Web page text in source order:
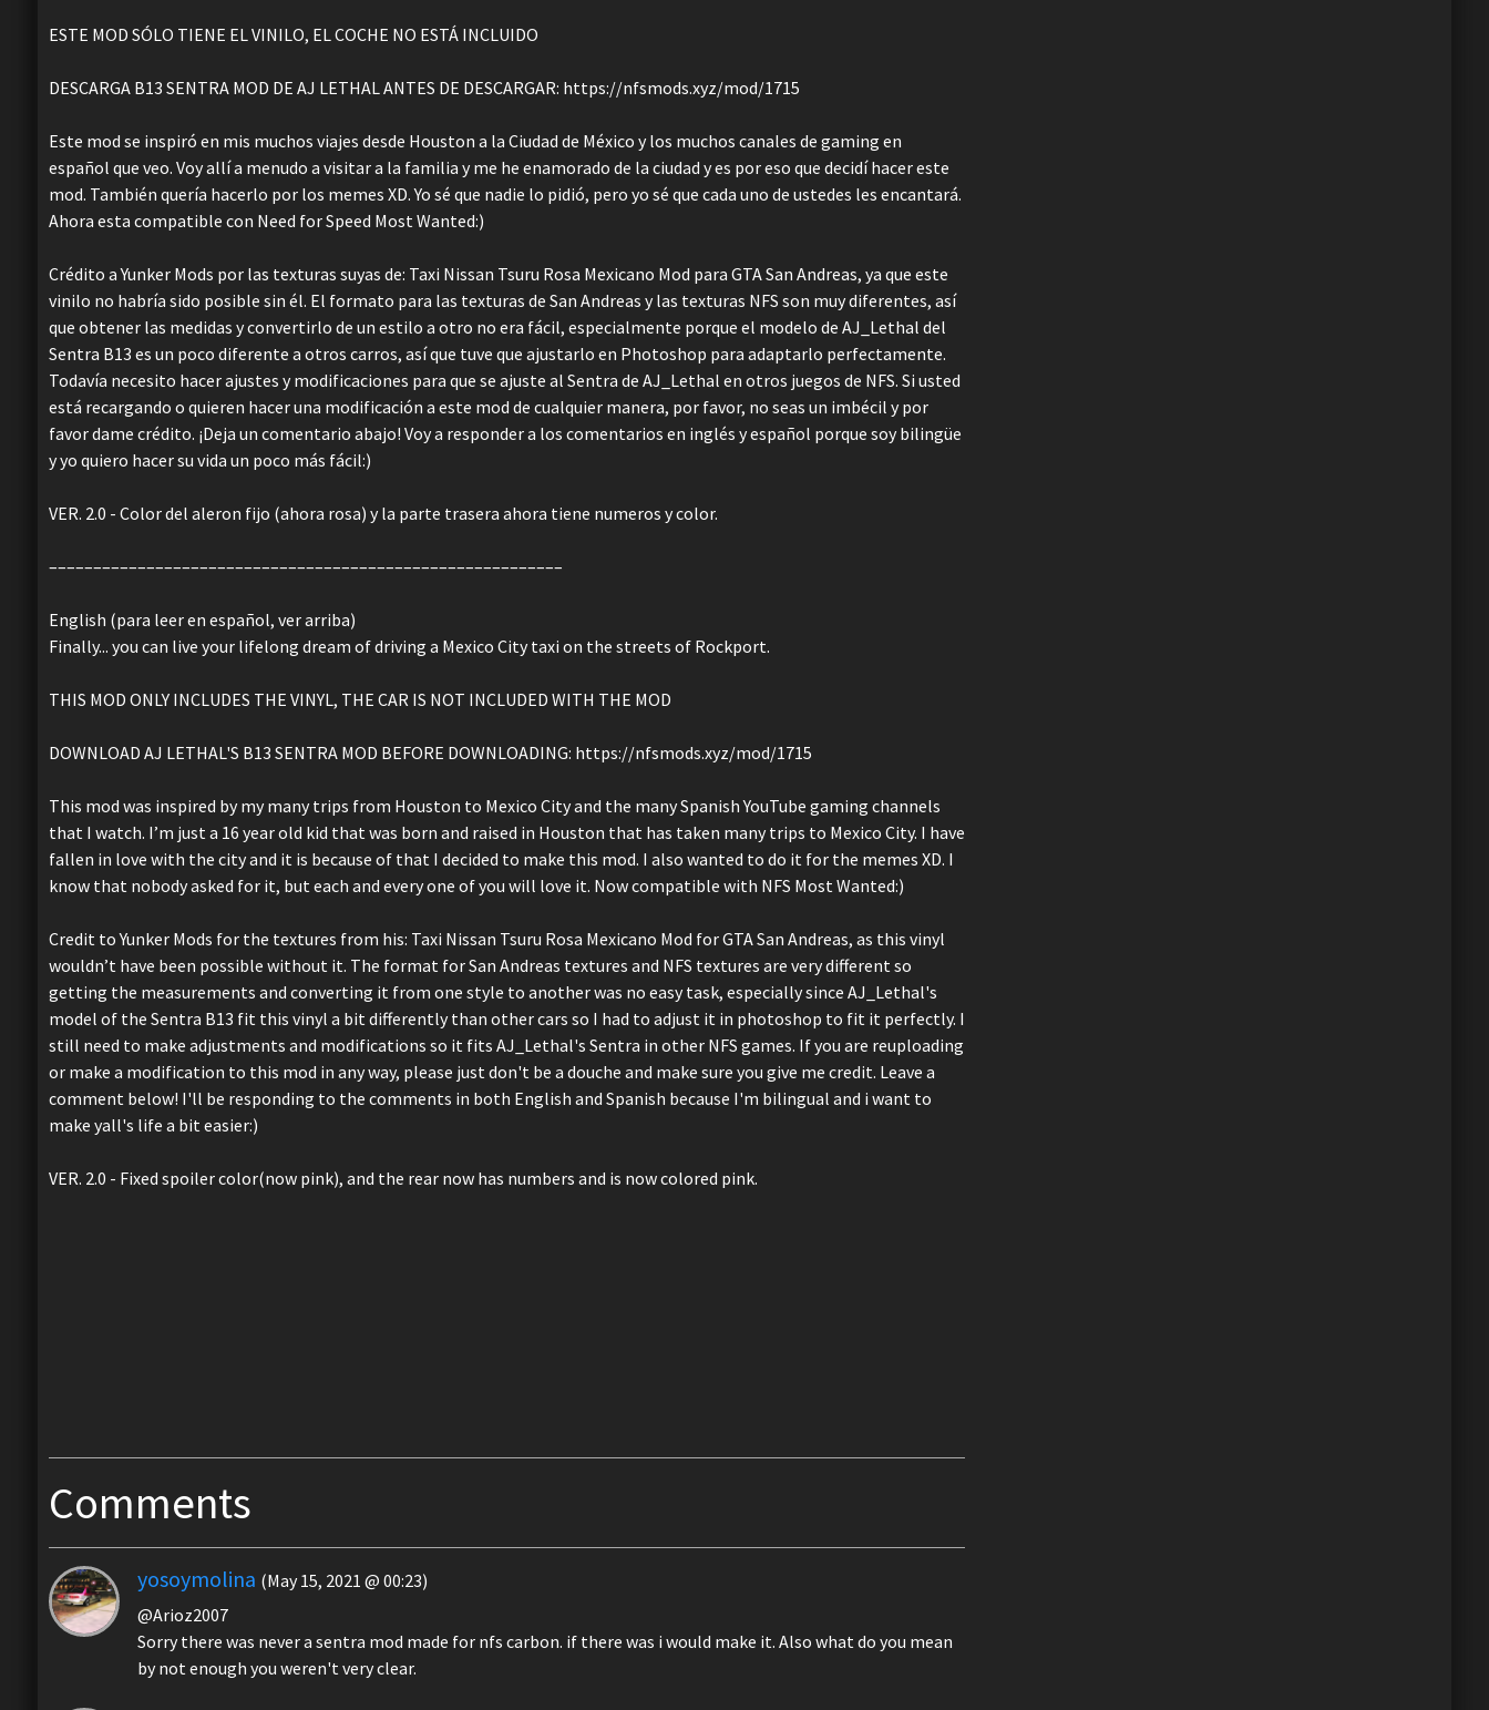
ESTE MOD SÓLO TIENE EL VINILO, EL COCHE NO ESTÁ INCLUIDO
DESCARGA B13 SENTRA MOD DE AJ LETHAL ANTES DE DESCARGAR: https://nfsmods.xyz/mod/1715
Este mod se inspiró en mis muchos viajes desde Houston a la Ciudad de México y los muchos canales de gaming en
español que veo. Voy allí a menudo a visitar a la familia y me he enamorado de la ciudad y es por eso que decidí hacer este
mod. También quería hacerlo por los memes XD. Yo sé que nadie lo pidió, pero yo sé que cada uno de ustedes les encantará.
Ahora esta compatible con Need for Speed Most Wanted:)
Crédito a Yunker Mods por las texturas suyas de: Taxi Nissan Tsuru Rosa Mexicano Mod para GTA San Andreas, ya que este
vinilo no habría sido posible sin él. El formato para las texturas de San Andreas y las texturas NFS son muy diferentes, así
que obtener las medidas y convertirlo de un estilo a otro no era fácil, especialmente porque el modelo de AJ_Lethal del
Sentra B13 es un poco diferente a otros carros, así que tuve que ajustarlo en Photoshop para adaptarlo perfectamente.
Todavía necesito hacer ajustes y modificaciones para que se ajuste al Sentra de AJ_Lethal en otros juegos de NFS. Si usted
está recargando o quieren hacer una modificación a este mod de cualquier manera, por favor, no seas un imbécil y por
favor dame crédito. ¡Deja un comentario abajo! Voy a responder a los comentarios en inglés y español porque soy bilingüe
y yo quiero hacer su vida un poco más fácil:)
VER. 2.0 - Color del aleron fijo (ahora rosa) y la parte trasera ahora tiene numeros y color.
––––––––––––––––––––––––––––––––––––––––––––––––––––––––––
English (para leer en español, ver arriba)
Finally... you can live your lifelong dream of driving a Mexico City taxi on the streets of Rockport.
THIS MOD ONLY INCLUDES THE VINYL, THE CAR IS NOT INCLUDED WITH THE MOD
DOWNLOAD AJ LETHAL'S B13 SENTRA MOD BEFORE DOWNLOADING: https://nfsmods.xyz/mod/1715
This mod was inspired by my many trips from Houston to Mexico City and the many Spanish YouTube gaming channels
that I watch. I’m just a 16 year old kid that was born and raised in Houston that has taken many trips to Mexico City. I have
fallen in love with the city and it is because of that I decided to make this mod. I also wanted to do it for the memes XD. I
know that nobody asked for it, but each and every one of you will love it. Now compatible with NFS Most Wanted:)
Credit to Yunker Mods for the textures from his: Taxi Nissan Tsuru Rosa Mexicano Mod for GTA San Andreas, as this vinyl
wouldn’t have been possible without it. The format for San Andreas textures and NFS textures are very different so
getting the measurements and converting it from one style to another was no easy task, especially since AJ_Lethal's
model of the Sentra B13 fit this vinyl a bit differently than other cars so I had to adjust it in photoshop to fit it perfectly. I
still need to make adjustments and modifications so it fits AJ_Lethal's Sentra in other NFS games. If you are reuploading
or make a modification to this mod in any way, please just don't be a douche and make sure you give me credit. Leave a
comment below! I'll be responding to the comments in both English and Spanish because I'm bilingual and i want to
make yall's life a bit easier:)
VER. 2.0 - Fixed spoiler color(now pink), and the rear now has numbers and is now colored pink.
Comments
yosoymolina (May 15, 2021 @ 00:23)
@Arioz2007
Sorry there was never a sentra mod made for nfs carbon. if there was i would make it. Also what do you mean
by not enough you weren't very clear.